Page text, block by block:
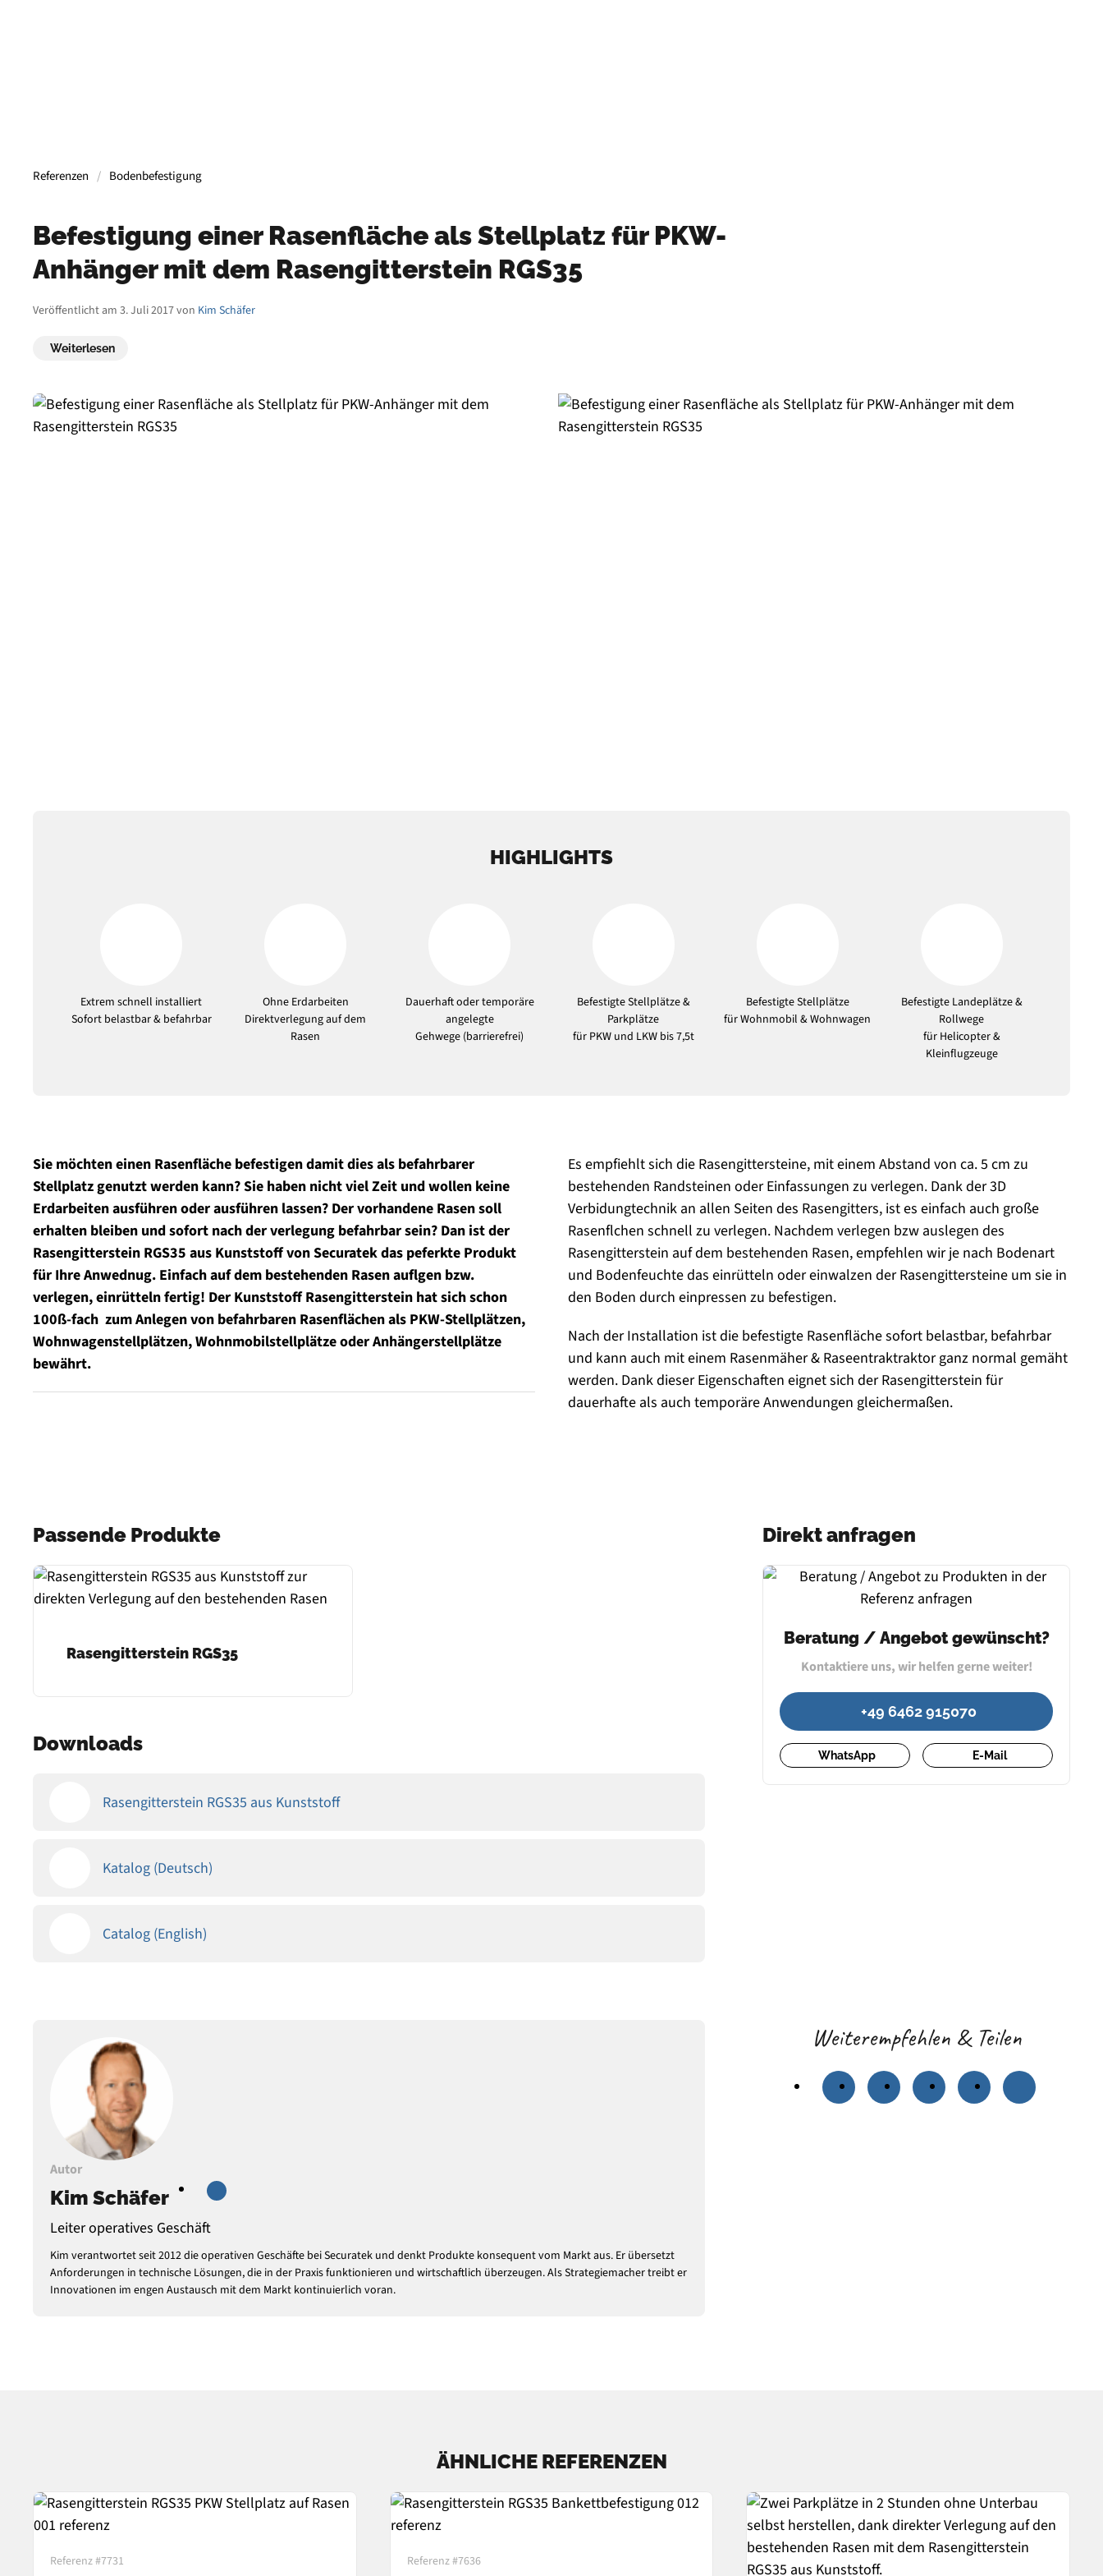
Referenzen Bodenbefestigung
Befestigung einer Rasenfläche als Stellplatz für PKW-
Anhänger mit dem Rasengitterstein RGS35
Veröffentlicht am 3. Juli 2017 von Kim Schäfer
Weiterlesen
HIGHLIGHTS
Extrem schnell installiert
Sofort belastbar & befahrbar
Ohne Erdarbeiten
Direktverlegung auf dem
Rasen
Dauerhaft oder temporäre
angelegte
Gehwege (barrierefrei)
Befestigte Stellplätze &
Parkplätze
für PKW und LKW bis 7,5t
Befestigte Stellplätze
für Wohnmobil & Wohnwagen
Befestigte Landeplätze &
Rollwege
für Helicopter &
Kleinflugzeuge
Sie möchten einen Rasenfläche befestigen damit dies als befahrbarer
Stellplatz genutzt werden kann? Sie haben nicht viel Zeit und wollen keine
Erdarbeiten ausführen oder ausführen lassen? Der vorhandene Rasen soll
erhalten bleiben und sofort nach der verlegung befahrbar sein? Dan ist der
Rasengitterstein RGS35 aus Kunststoff von Securatek das peferkte Produkt
für Ihre Anwednug. Einfach auf dem bestehenden Rasen auflgen bzw.
verlegen, einrütteln fertig! Der Kunststoff Rasengitterstein hat sich schon
100ß-fach zum Anlegen von befahrbaren Rasenflächen als PKW-Stellplätzen,
Wohnwagenstellplätzen, Wohnmobilstellplätze oder Anhängerstellplätze
bewährt.
Es empfiehlt sich die Rasengittersteine, mit einem Abstand von ca. 5 cm zu
bestehenden Randsteinen oder Einfassungen zu verlegen. Dank der 3D
Verbidungtechnik an allen Seiten des Rasengitters, ist es einfach auch große
Rasenflchen schnell zu verlegen. Nachdem verlegen bzw auslegen des
Rasengitterstein auf dem bestehenden Rasen, empfehlen wir je nach Bodenart
und Bodenfeuchte das einrütteln oder einwalzen der Rasengittersteine um sie in
den Boden durch einpressen zu befestigen.
Nach der Installation ist die befestigte Rasenfläche sofort belastbar, befahrbar
und kann auch mit einem Rasenmäher & Raseentraktraktor ganz normal gemäht
werden. Dank dieser Eigenschaften eignet sich der Rasengitterstein für
dauerhafte als auch temporäre Anwendungen gleichermaßen.
Passende Produkte
Rasengitterstein RGS35
Downloads
Rasengitterstein RGS35 aus Kunststoff
Katalog (Deutsch)
Catalog (English)
Direkt anfragen
Beratung / Angebot gewünscht?
Kontaktiere uns, wir helfen gerne weiter!
+49 6462 915070
WhatsApp E-Mail
Autor
Kim Schäfer
Leiter operatives Geschäft
Kim verantwortet seit 2012 die operativen Geschäfte bei Securatek und denkt Produkte konsequent vom Markt aus. Er übersetzt
Anforderungen in technische Lösungen, die in der Praxis funktionieren und wirtschaftlich überzeugen. Als Strategiemacher treibt er
Innovationen im engen Austausch mit dem Markt kontinuierlich voran.
Weiterempfehlen & Teilen
ÄHNLICHE REFERENZEN
Referenz #7731 Referenz #7636